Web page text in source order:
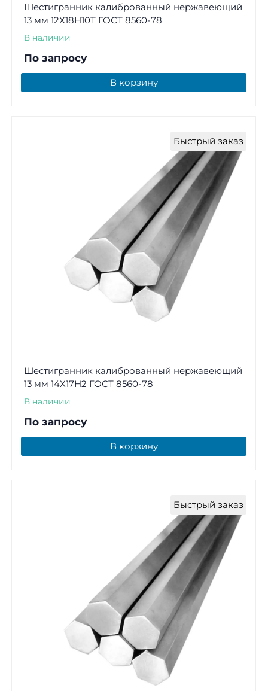
Шестигранник калиброванный нержавеющий
13 мм 12Х18Н10Т ГОСТ 8560-78
В наличии
По запросу
В корзину
Быстрый заказ
Шестигранник калиброванный нержавеющий
13 мм 14Х17Н2 ГОСТ 8560-78
В наличии
По запросу
В корзину
Быстрый заказ